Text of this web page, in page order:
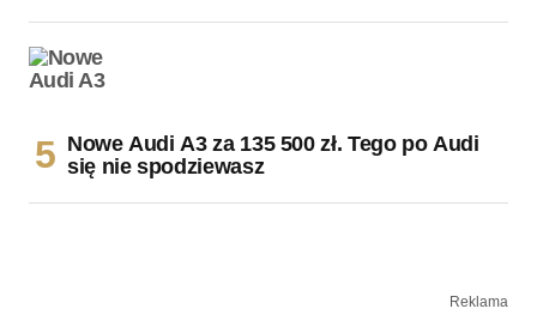
Nowe Audi A3 za 135 500 zł. Tego po Audi
się nie spodziewasz
Reklama